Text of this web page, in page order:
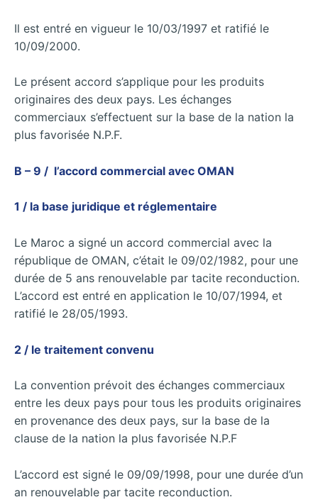
Il est entré en vigueur le 10/03/1997 et ratifié le
10/09/2000.
Le présent accord s’applique pour les produits
originaires des deux pays. Les échanges
commerciaux s’effectuent sur la base de la nation la
plus favorisée N.P.F.
B – 9 / l’accord commercial avec OMAN
1 / la base juridique et réglementaire
Le Maroc a signé un accord commercial avec la
république de OMAN, c’était le 09/02/1982, pour une
durée de 5 ans renouvelable par tacite reconduction.
L’accord est entré en application le 10/07/1994, et
ratifié le 28/05/1993.
2 / le traitement convenu
La convention prévoit des échanges commerciaux
entre les deux pays pour tous les produits originaires
en provenance des deux pays, sur la base de la
clause de la nation la plus favorisée N.P.F
L’accord est signé le 09/09/1998, pour une durée d’un
an renouvelable par tacite reconduction.